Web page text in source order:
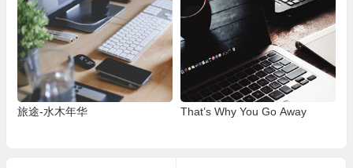
旅途-水木年华 That’s Why You Go Away